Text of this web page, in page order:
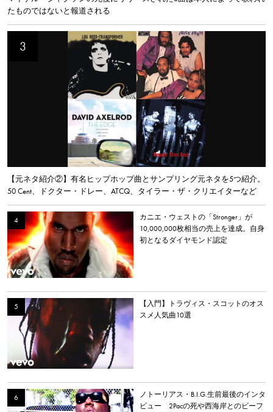
たものではないと報道される
【元ネタ紹介②】有名ヒップホップ曲とサンプリング元ネタを5つ紹介。
50 Cent、ドクター・ドレー、ATCQ、タイラー・ザ・クリエイターなど
カニエ・ウェストの「Stronger」が
10,000,000枚相当の売上を達成。自身
初となるダイヤモンド認定
【入門】トラヴィス・スコットのオス
スメ人気曲10選
ノトーリアス・B.I.G.生前最後のインタ
ビュー 2Pacの死や西海岸とのビーフ